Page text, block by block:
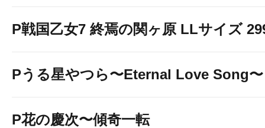
スロソニ
P戦国乙女7 終焉の関ヶ原 LLサイズ
Pうる星やつら〜Eternal Love Song〜
P花の慶次〜傾奇一転